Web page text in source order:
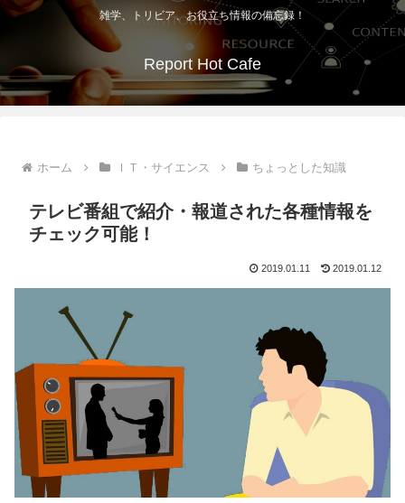
雑学、トリビア、お役立ち情報の備忘録！
Report Hot Cafe
ホーム ＩＴ・サイエンス ちょっとした知識
テレビ番組で紹介・報道された各種情報を
チェック可能！
2019.01.11 2019.01.12